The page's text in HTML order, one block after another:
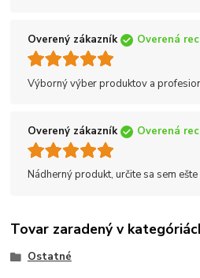
Overený zákazník Overená
Výborný výber produktov a
Overený zákazník Overená
Nádherný produkt, určite sa sem
Tovar zaradený v
Ostatné